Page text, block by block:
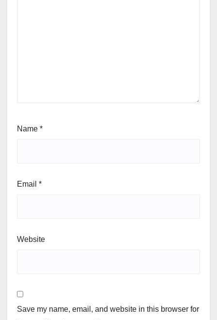
Name *
Email *
Website
Save my name, email, and website in this browser for